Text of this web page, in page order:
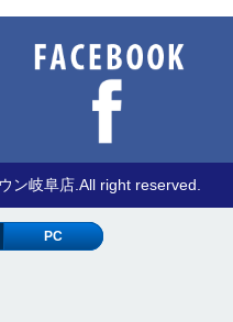
ン岐阜店.All right reserved.
PC